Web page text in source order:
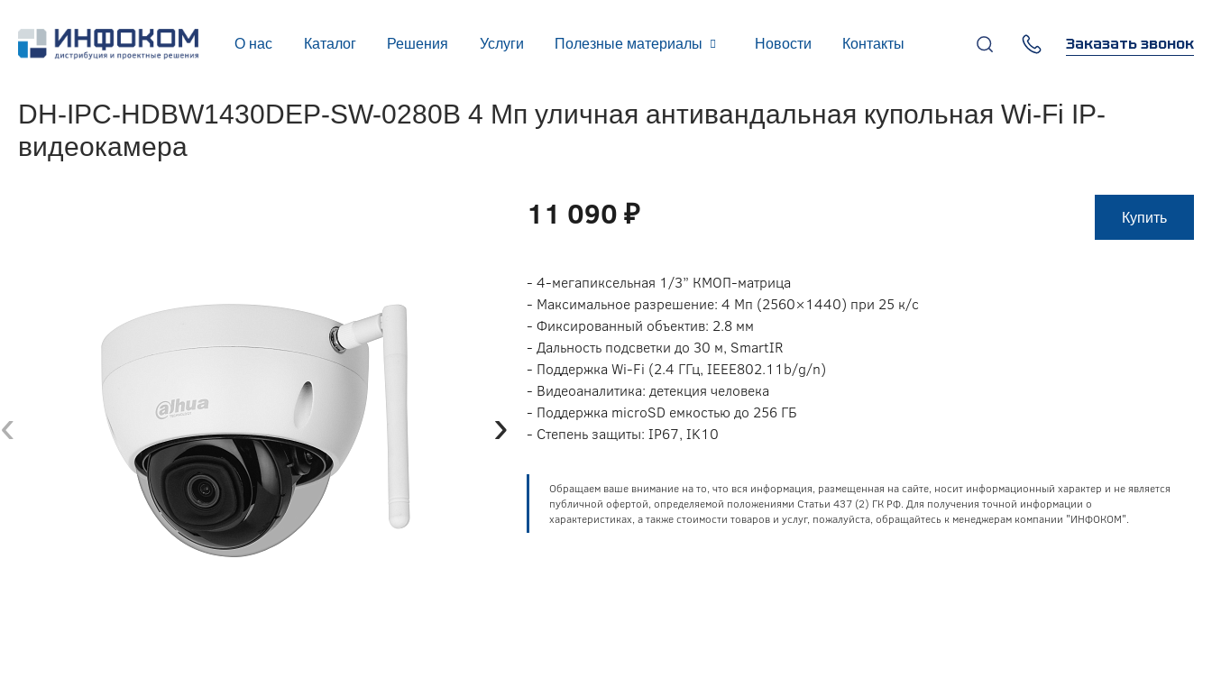
О нас Каталог Решения Услуги Полезные материалы Новости Контакты
г. Москва, 119270,
Лужнецкая наб., д. 6, стр. 1,
Заказать звонок
DH-IPC-HDBW1430DEP-SW-0280B 4 Мп уличная антивандальная купольная Wi-Fi IP-
видеокамера
‹ ›
11 090 ₽ Купить
- 4-мегапиксельная 1/3” КМОП-матрица
- Максимальное разрешение: 4 Мп (2560×1440) при 25 к/с
- Фиксированный объектив: 2.8 мм
- Дальность подсветки до 30 м, SmartIR
- Поддержка Wi-Fi (2.4 ГГц, IEEE802.11b/g/n)
- Видеоаналитика: детекция человека
- Поддержка microSD емкостью до 256 ГБ
- Степень защиты: IP67, IK10
Обращаем ваше внимание на то, что вся информация, размещенная на сайте, носит информационный характер и не является
публичной офертой, определяемой положениями Статьи 437 (2) ГК РФ. Для получения точной информации о
характеристиках, а также стоимости товаров и услуг, пожалуйста, обращайтесь к менеджерам компании "ИНФОКОМ".